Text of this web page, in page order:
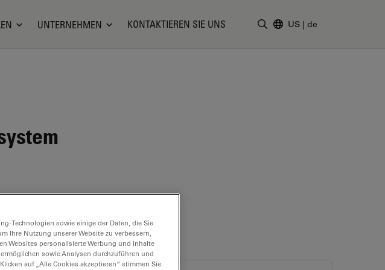
UNTERNEHMEN KONTAKTIEREN SIE UNS US | de
Technologien sowie einige der Daten, die Sie
Ihre Nutzung unserer Website zu verbessern,
Websites personalisierte Werbung und Inhalte
sowie Analysen durchzuführen und
auf „Alle Cookies akzeptieren“ stimmen Sie